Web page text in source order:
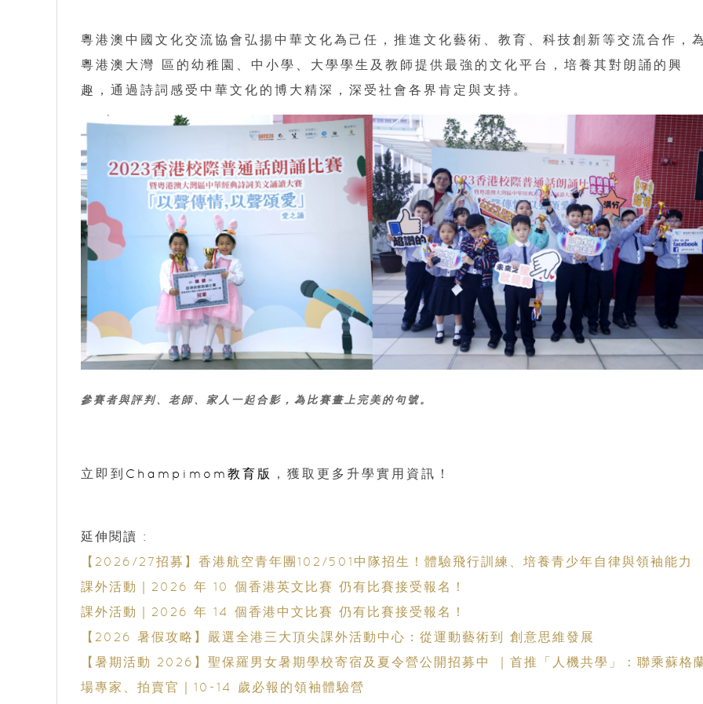
粵港澳中國文化交流協會弘揚中華文化為己任，推進文化藝術、教育、科技創新等交流合作，
粵港澳大灣 區的幼稚園、中小學、大學學生及教師提供最強的文化平台，培養其對朗誦的興
趣，通過詩詞感受中華文化的博大精深，深受社會各界肯定與支持。
參賽者與評判、老師、家人一起合影，為比賽畫上完美的句號。
立即到 Champimom教育版 ，獲取更多升學實用資訊！
延伸閱讀 :
【2026/27招募】香港航空青年團102/501中隊招生！體驗飛行訓練、培養青少年自律與領袖能力
課外活動｜2026 年 10 個香港英文比賽 仍有比賽接受報名！
課外活動｜2026 年 14 個香港中文比賽 仍有比賽接受報名！
【2026 暑假攻略】嚴選全港三大頂尖課外活動中心：從運動藝術到 創意思維發展
【暑期活動 2026】聖保羅男女暑期學校寄宿及夏令營公開招募中 ｜首推「人機共學」：聯乘蘇格
場專家、拍賣官｜10-14 歲必報的領袖體驗營